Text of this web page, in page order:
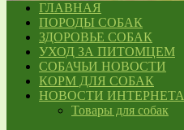
ГЛАВНАЯ
ПОРОДЫ СОБАК
ЗДОРОВЬЕ СОБАК
УХОД ЗА ПИТОМЦЕМ
СОБАЧЬИ НОВОСТИ
КОРМ ДЛЯ СОБАК
НОВОСТИ ИНТЕРНЕТА
Товары для собак